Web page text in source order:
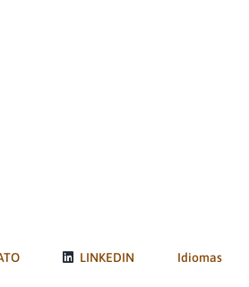
LINKEDIN Idiomas